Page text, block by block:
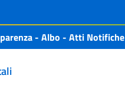
- Albo - Atti Notifiche